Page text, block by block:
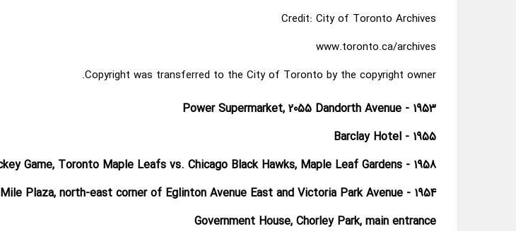
Credit: City of Toronto Archives
www.toronto.ca/archives
Copyright was transferred to the City of Toronto by the copyright owner.
Power Supermarket, 2055 Dandorth Avenue - 1953
Barclay Hotel - 1955
Game, Toronto Maple Leafs vs. Chicago Black Hawks, Maple Leaf Gardens - 1958
Plaza, north-east corner of Eglinton Avenue East and Victoria Park Avenue - 1954
Government House, Chorley Park, main entrance